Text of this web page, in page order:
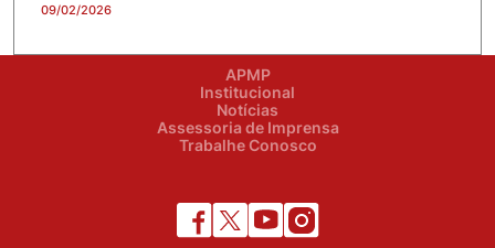
09/02/2026
APMP
Institucional
Notícias
Assessoria de Imprensa
Trabalhe Conosco